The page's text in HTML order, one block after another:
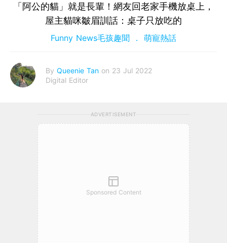
「阿公的貓」就是長輩！網友回老家手機放桌上，
屋主貓咪皺眉訓話：桌子只放吃的
Funny News毛孩趣聞 萌寵熱話
By Queenie Tan on 23 Jul 2022
Digital Editor
ADVERTISEMENT
Sponsored Content